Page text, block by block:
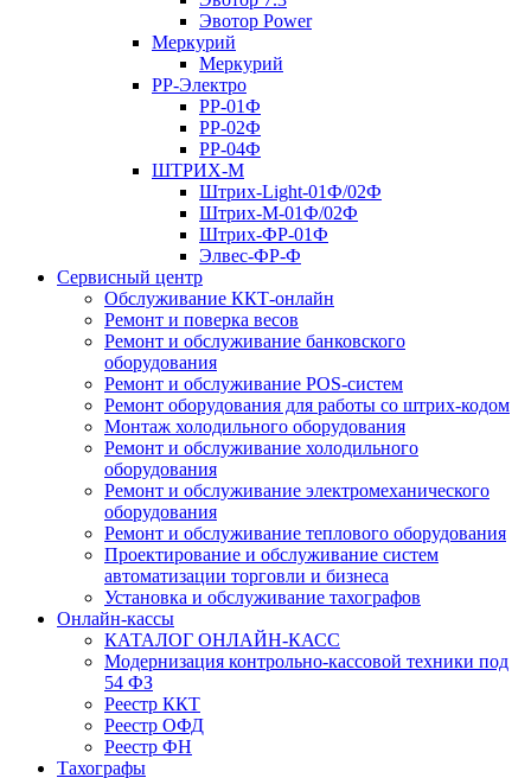
Эвотор Power
Меркурий
Меркурий
РР-Электро
РР-01Ф
РР-02Ф
РР-04Ф
ШТРИХ-М
Штрих-Light-01Ф/02Ф
Штрих-М-01Ф/02Ф
Штрих-ФР-01Ф
Элвес-ФР-Ф
Сервисный центр
Обслуживание ККТ-онлайн
Ремонт и поверка весов
Ремонт и обслуживание банковского
оборудования
Ремонт и обслуживание POS-систем
Ремонт оборудования для работы со штрих-кодом
Монтаж холодильного оборудования
Ремонт и обслуживание холодильного
оборудования
Ремонт и обслуживание электромеханического
оборудования
Ремонт и обслуживание теплового оборудования
Проектирование и обслуживание систем
автоматизации торговли и бизнеса
Установка и обслуживание тахографов
Онлайн-кассы
КАТАЛОГ ОНЛАЙН-КАСС
Модернизация контрольно-кассовой техники под
54 ФЗ
Реестр ККТ
Реестр ОФД
Реестр ФН
Тахографы